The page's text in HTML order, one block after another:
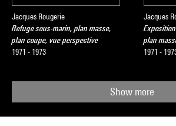
Jacques Rougerie
Refuge sous-marin, plan masse,
plan coupe, vue perspective
1971 - 1973
Jacques
plan
1971 -
Show more